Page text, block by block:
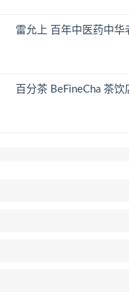
雷允上 百年中医药中华
百分茶 BeFineCha 茶饮